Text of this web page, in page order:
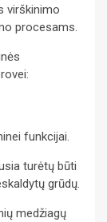
virškinimo
procesams.
funkcijai.
turėtų būti
grūdų.
medžiagų